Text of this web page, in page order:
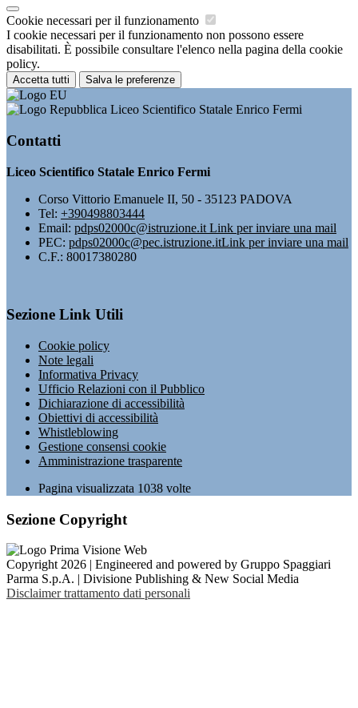
Cookie necessari per il funzionamento
I cookie necessari per il funzionamento non possono essere
disabilitati. È possibile consultare l'elenco nella pagina della cookie
policy.
Accetta tutti Salva le preferenze
Liceo Scientifico Statale Enrico Fermi
Contatti
Liceo Scientifico Statale Enrico Fermi
Corso Vittorio Emanuele II, 50 - 35123 PADOVA
Tel: +390498803444
Email: pdps02000c@istruzione.it Link per inviare una mail
PEC: pdps02000c@pec.istruzione.itLink per inviare una mail
C.F.: 80017380280
Sezione Link Utili
Cookie policy
Note legali
Informativa Privacy
Ufficio Relazioni con il Pubblico
Dichiarazione di accessibilità
Obiettivi di accessibilità
Whistleblowing
Gestione consensi cookie
Amministrazione trasparente
Pagina visualizzata 1038 volte
Sezione Copyright
Copyright 2026 | Engineered and powered by Gruppo Spaggiari
Parma S.p.A. | Divisione Publishing & New Social Media
Disclaimer trattamento dati personali